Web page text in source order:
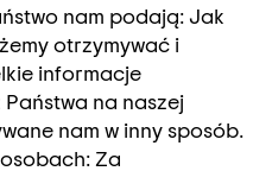
nam podają: Jak
otrzymywać i
informacje
na naszej
nam w inny sposób.
Za